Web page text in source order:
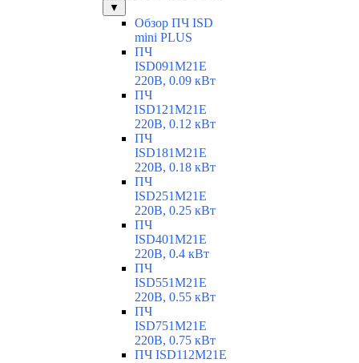
▼
Обзор ПЧ ISD
mini PLUS
ПЧ
ISD091M21E
220В, 0.09 кВт
ПЧ
ISD121M21E
220В, 0.12 кВт
ПЧ
ISD181M21E
220В, 0.18 кВт
ПЧ
ISD251M21E
220В, 0.25 кВт
ПЧ
ISD401M21E
220В, 0.4 кВт
ПЧ
ISD551M21E
220В, 0.55 кВт
ПЧ
ISD751M21E
220В, 0.75 кВт
ПЧ ISD112M21E